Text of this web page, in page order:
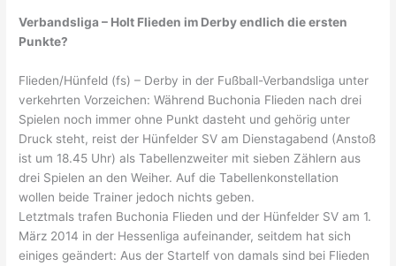
Verbandsliga – Holt Flieden im Derby endlich die ersten
Punkte?
Flieden/Hünfeld (fs) – Derby in der Fußball-Verbandsliga unter
verkehrten Vorzeichen: Während Buchonia Flieden nach drei
Spielen noch immer ohne Punkt dasteht und gehörig unter
Druck steht, reist der Hünfelder SV am Dienstagabend (Anstoß
ist um 18.45 Uhr) als Tabellenzweiter mit sieben Zählern aus
drei Spielen an den Weiher. Auf die Tabellenkonstellation
wollen beide Trainer jedoch nichts geben.
Letztmals trafen Buchonia Flieden und der Hünfelder SV am 1.
März 2014 in der Hessenliga aufeinander, seitdem hat sich
einiges geändert: Aus der Startelf von damals sind bei Flieden